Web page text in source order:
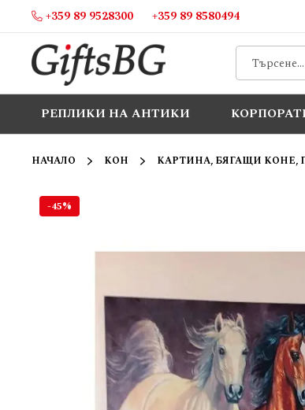
Прескачане
съдържанието
+359 89 9528300 +359 89 8580494
РЕПЛИКИ НА АНТИКИ
НАЧАЛО КОН КАРТИНА, БЯГАЩИ КОНЕ,
-45%